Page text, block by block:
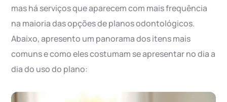
mas há serviços que aparecem com mais frequência
na maioria das opções de planos odontológicos.
Abaixo, apresento um panorama dos itens mais
comuns e como eles costumam se apresentar no dia a
dia do uso do plano: